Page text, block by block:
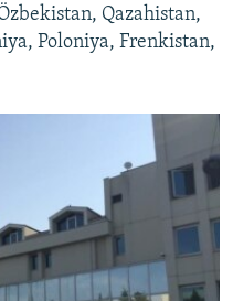
Qazahistan,
Poloniya, Frenkistan,